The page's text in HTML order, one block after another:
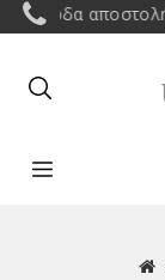
αποστολής και